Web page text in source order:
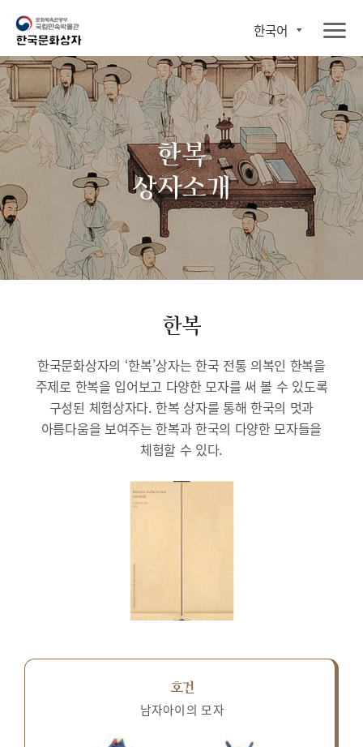
한국어
한복
상자소개
한복
한국문화상자의 ‘한복’상자는 한국 전통 의복인 한복을
주제로 한복을 입어보고 다양한 모자를 써 볼 수 있도록
구성된 체험상자다. 한복 상자를 통해 한국의 멋과
아름다움을 보여주는 한복과 한국의 다양한 모자들을
체험할 수 있다.
호건
남자아이의 모자